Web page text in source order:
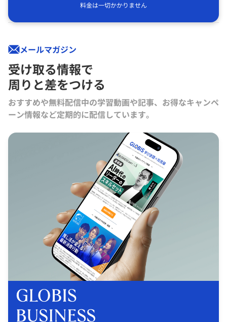
料金は一切かかりません
メールマガジン
受け取る情報で
周りと差をつける
おすすめや無料配信中の学習動画や記事、お得なキャンペ
ーン情報など定期的に配信しています。